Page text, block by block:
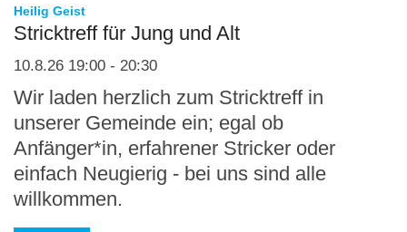
Heilig Geist:
Stricktreff für Jung und Alt
10.8.26 19:00 - 20:30
Wir laden herzlich zum Stricktreff in
unserer Gemeinde ein; egal ob
Anfänger*in, erfahrener Stricker oder
einfach Neugierig - bei uns sind alle
willkommen.